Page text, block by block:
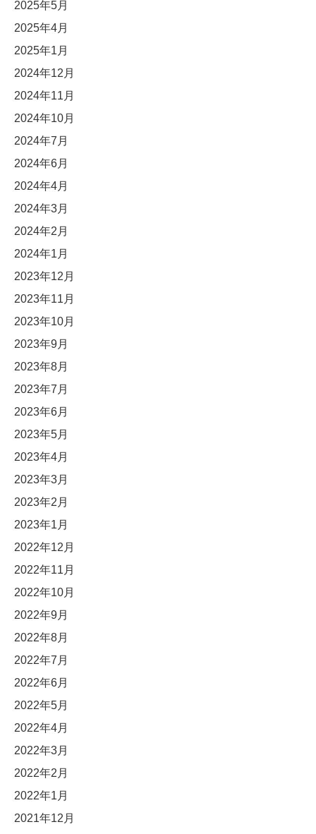
2025年5月
2025年4月
2025年1月
2024年12月
2024年11月
2024年10月
2024年7月
2024年6月
2024年4月
2024年3月
2024年2月
2024年1月
2023年12月
2023年11月
2023年10月
2023年9月
2023年8月
2023年7月
2023年6月
2023年5月
2023年4月
2023年3月
2023年2月
2023年1月
2022年12月
2022年11月
2022年10月
2022年9月
2022年8月
2022年7月
2022年6月
2022年5月
2022年4月
2022年3月
2022年2月
2022年1月
2021年12月